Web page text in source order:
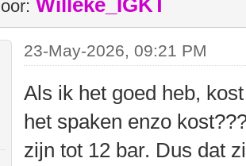
Willeke_IGKT
23-May-2026, 09:21 PM
Als ik het goed heb,
het spaken enzo
zijn tot 12 bar. Dus dat